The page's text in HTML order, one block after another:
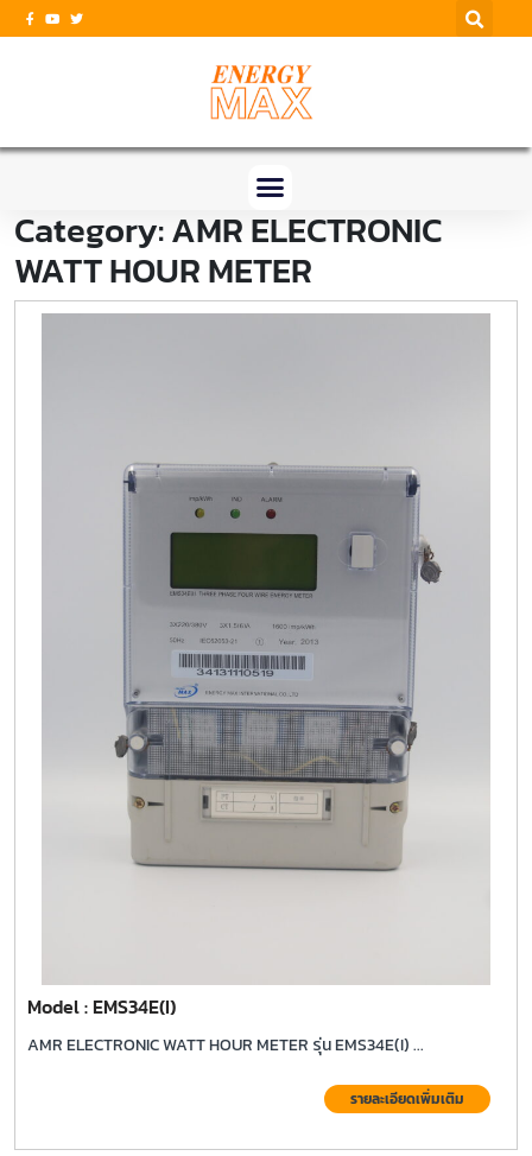
Category:AMR ELECTRONIC
WATT HOUR METER
Model : EMS34E(I)
AMR ELECTRONIC WATT HOUR METER รุ่น EMS34E(I) ...
รายละเอียดเพิ่มเติม